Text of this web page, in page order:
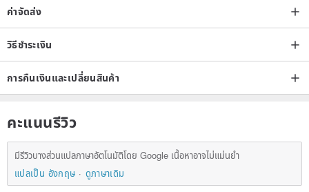
ค่าจัดส่ง
วิธีชำระเงิน
การคืนเงินและเปลี่ยนสินค้า
คะแนนรีวิว
มีรีวิวบางส่วนแปลภาษาอัตโนมัติโดย Google เนื้อหาอาจไม่แม่นยำ
แปลเป็น อังกฤษ
ดูภาษาเดิม